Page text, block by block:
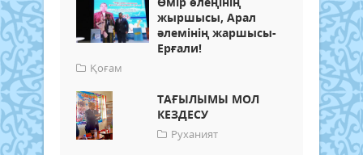
жыршысы, Арал
әлемінің жаршысы-
Ерғали!
Қоғам
ТАҒЫЛЫМЫ МОЛ
КЕЗДЕСУ
Руханият